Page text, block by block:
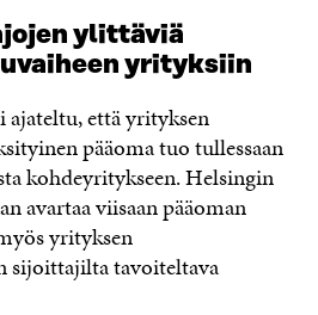
ylittäviä
yrityksiin
että yrityksen
pääoma tuo tullessaan
kohdeyritykseen. Helsingin
avartaa viisaan pääoman
yrityksen
sijoittajilta tavoiteltava